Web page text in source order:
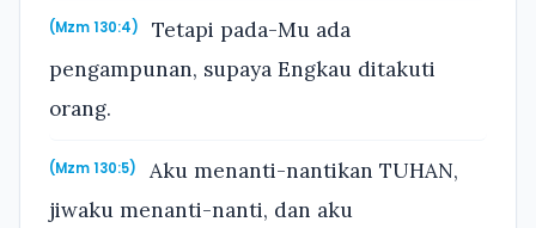
(Mzm 130:4)
Tetapi pada-Mu ada
pengampunan, supaya Engkau ditakuti
orang.
(Mzm 130:5)
Aku menanti-nantikan TUHAN,
jiwaku menanti-nanti, dan aku